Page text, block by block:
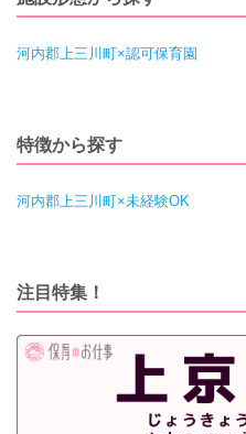
河内郡上三川町×認可保育園
特徴から探す
河内郡上三川町×未経験OK
注目特集！